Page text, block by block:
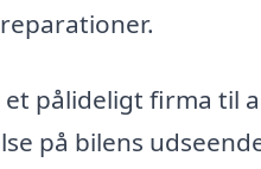
pålideligt firma til
på bilens